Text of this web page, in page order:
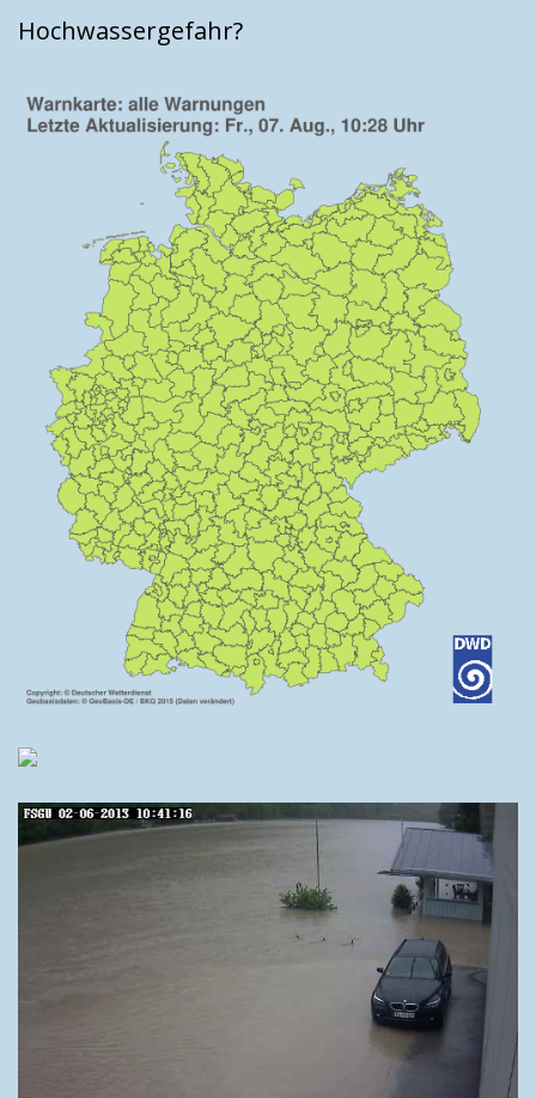
Hochwassergefahr?